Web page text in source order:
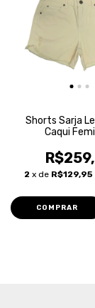
Shorts Sarja
Caqui
2 x de R$129,95
COMPRAR